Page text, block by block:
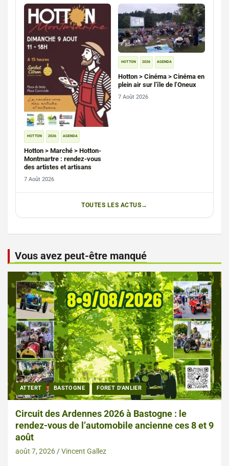
HOTTON 2026 AGENDA
Hotton > Marché > Hotton-
Montmartre : rendez-vous
des artistes et artisans
7 Août 2026
HOTTON 2026 AGENDA
Hotton > Cinéma > Cinéma en
plein air sur l’île de l’Oneux
7 Août 2026
TOUTES LES ACTUS
Vous avez peut-être manqué
ATTERT BASTOGNE FORET D'ANLIER
Circuit des Ardennes 2026 à Bastogne : le
rendez-vous de l’automobile ancienne ces 8 et 9
août
août 7, 2026 Vincent Gallez